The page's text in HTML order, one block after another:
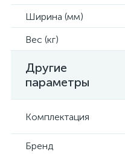
Ширина (мм)
Вес (кг)
Другие
параметры
Комплектация
Бренд